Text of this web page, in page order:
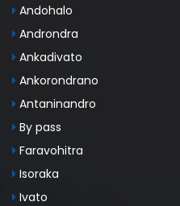
Andohalo
Androndra
Ankadivato
Ankorondrano
Antaninandro
By pass
Faravohitra
Isoraka
Ivato